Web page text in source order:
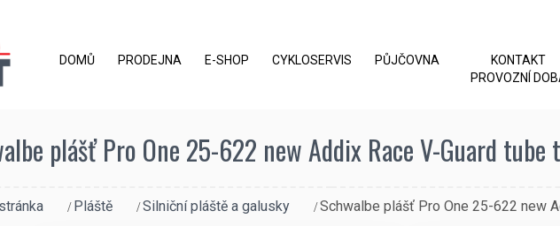
DOMŮ PRODEJNA E-SHOP CYKLOSERVIS PŮJČOVNA
KONTAKT
PROVOZNÍ
plášť Pro One 25-622 new Addix Race V-Guard tube
Pláště Silniční pláště a galusky Schwalbe plášť Pro One 25-622 new